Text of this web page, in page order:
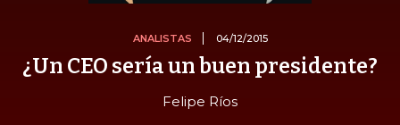
ANALISTAS 04/12/2015
¿Un CEO sería un buen presidente?
Felipe Ríos